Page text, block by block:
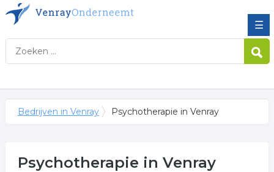
☰
Bedrijven in Venray Psychotherapie in Venray
Psychotherapie in Venray